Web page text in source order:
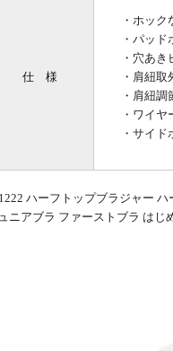
仕 様
・ホッ
・パッド
・穴あき
・肩紐
・肩紐調
・ワイヤ
・サイド
ハーフトップブラジャー
ニアブラ ファーストブラ はじ